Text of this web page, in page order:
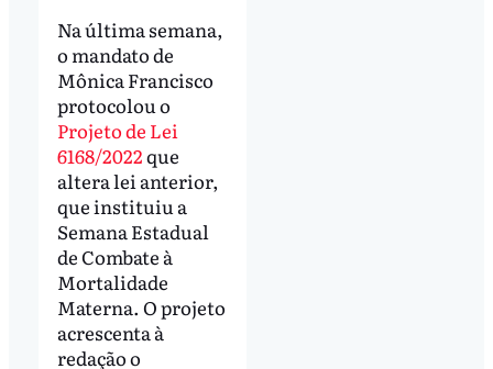
Na última semana,
o mandato de
Mônica Francisco
protocolou o
Projeto de Lei
6168/2022que
altera lei anterior,
que instituiu a
Semana Estadual
de Combate à
Mortalidade
Materna. O projeto
acrescenta à
redação o